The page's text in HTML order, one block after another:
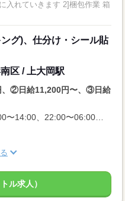
入れていきます 2]梱包作業 箱
グ)、仕分け・シール貼
区 / 上大岡駅
②日給11,200円〜、③日給
ル求人）